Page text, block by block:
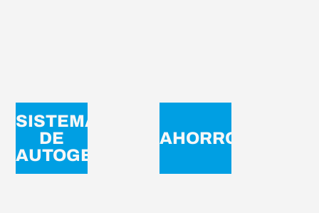
SISTEMA
DE
AUTOGESTIÓN
AHORROS